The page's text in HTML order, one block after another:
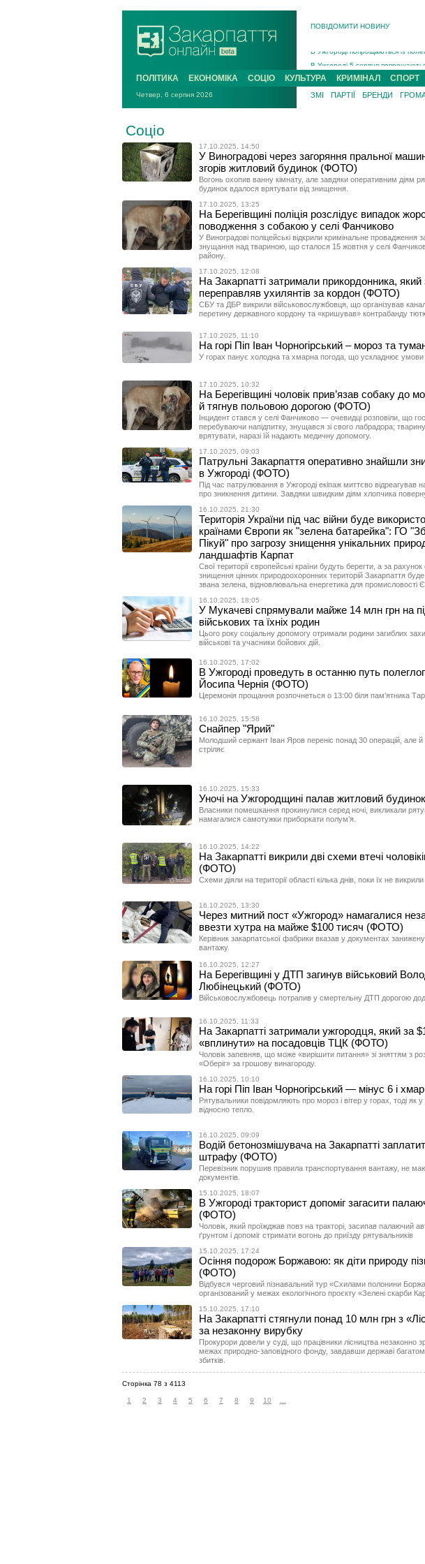
ПОВІДОМИТИ НОВИНУ
Інструктора районного ТЦК на
Підтвердили загибель
На війні з рф поліг військовий з
На Хустщині внаслідок ДТП за
ПОЛІТИКА ЕКОНОМІКА СОЦІО КУЛЬТУРА КРИМІНАЛ СПОРТ
Четвер, 6 серпня 2026 ЗМІ ПАРТІЇ БРЕНДИ
Соціо
17.10.2025, 14:50
У Виноградові через загоряння пральної
згорів житловий будинок (ФОТО)
Вогонь охопив ванну кімнату, але завдяки оперативним діям
будинок вдалося врятувати від знищення.
17.10.2025, 13:25
На Берегівщині поліція розслідує випадок
поводження з собакою у селі Фанчиково
У Виноградові поліцейські відкрили кримінальне провадження
знущання над твариною, що сталося 15 жовтня у селі
району.
17.10.2025, 12:08
На Закарпатті затримали прикордонника, який
переправляв ухилянтів за кордон (ФОТО)
СБУ та ДБР викрили військовослужбовця, що організував
перетину державного кордону та «кришував» контрабанду
17.10.2025, 11:10
На горі Піп Іван Чорногірський – мороз та
У горах панує холодна та хмарна погода, що ускладнює умови
17.10.2025, 10:32
На Берегівщині чоловік прив’язав собаку до
й тягнув польовою дорогою (ФОТО)
Інцидент стався у селі Фанчиково — очевидці розповіли, що
перебуваючи напідпитку, знущався зі свого лабрадора;
врятувати, наразі їй надають медичну допомогу.
17.10.2025, 09:03
Патрульні Закарпаття оперативно знайшли
в Ужгороді (ФОТО)
Під час патрулювання в Ужгороді екіпаж миттєво відреагував
про зникнення дитини. Завдяки швидким діям хлопчика
16.10.2025, 21:30
Територія України під час війни буде
країнами Європи як "зелена батарейка": ГО
Пікуй" про загрозу знищення унікальних
ландшафтів Карпат
Свої території європейські країни будуть берегти, а за
знищення цінних природоохоронних територій Закарпаття
звана зелена, відновлювальна енергетика для промисловості
16.10.2025, 18:05
У Мукачеві спрямували майже 14 млн грн на
військових та їхніх родин
Цього року соціальну допомогу отримали родини загиблих
військові та учасники бойових дій.
16.10.2025, 17:02
В Ужгороді проведуть в останню путь
Йосипа Чернія (ФОТО)
Церемонія прощання розпочнеться о 13:00 біля пам’ятника
16.10.2025, 15:58
Снайпер "Ярий"
Молодший сержант Іван Яров переніс понад 30 операцій, але й
стріляє
16.10.2025, 15:33
Уночі на Ужгородщині палав житловий
Власники помешкання прокинулися серед ночі, викликали
намагалися самотужки приборкати полум’я.
16.10.2025, 14:22
На Закарпатті викрили дві схеми втечі
(ФОТО)
Схеми діяли на території області кілька днів, поки їх не
16.10.2025, 13:30
Через митний пост «Ужгород» намагалися
ввезти хутра на майже $100 тисяч (ФОТО)
Керівник закарпатської фабрики вказав у документах занижену
вантажу.
16.10.2025, 12:27
На Берегівщині у ДТП загинув військовий
Любінецький (ФОТО)
Військовослужбовець потрапив у смертельну ДТП дорогою
16.10.2025, 11:33
На Закарпатті затримали ужгородця, який за
«вплинути» на посадовців ТЦК (ФОТО)
Чоловік запевняв, що може «вирішити питання» зі зняттям з
«Оберіг» за грошову винагороду.
16.10.2025, 10:10
На горі Піп Іван Чорногірський — мінус 6 і
Рятувальники повідомляють про мороз і вітер у горах, тоді як
відносно тепло.
16.10.2025, 09:09
Водій бетонозмішувача на Закарпатті
штрафу (ФОТО)
Перевізник порушив правила транспортування вантажу, не
документів.
15.10.2025, 18:07
В Ужгороді тракторист допоміг загасити
(ФОТО)
Чоловік, який проїжджав повз на тракторі, засипав палаючий
ґрунтом і допоміг стримати вогонь до приїзду рятувальників
15.10.2025, 17:24
Осіння подорож Боржавою: як діти природу
(ФОТО)
Відбувся черговий пізнавальний тур «Схилами полонини
організований у межах екологічного проєкту «Зелені скарби
15.10.2025, 17:10
На Закарпатті стягнули понад 10 млн грн з
за незаконну вирубку
Прокурори довели у суді, що працівники лісництва незаконно
межах природно-заповідного фонду, завдавши державі
збитків.
Сторінка 78 з 4113
1 2 3 4 5 6 7 8 9 10